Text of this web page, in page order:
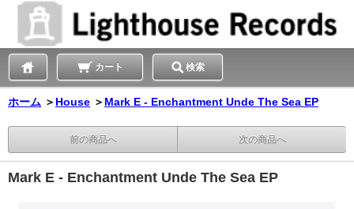
カート 検索
ホーム ＞ House ＞ Mark E - Enchantment Unde The Sea EP
前の商品へ 次の商品へ
Mark E - Enchantment Unde The Sea EP